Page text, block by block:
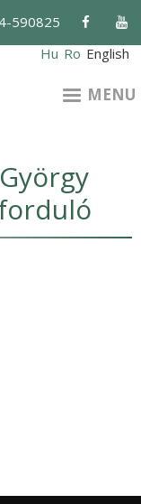
590825
Hu Ro English
MENU